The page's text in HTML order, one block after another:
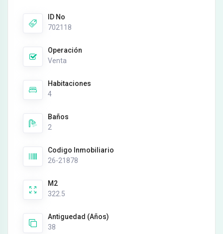
ID No
702118
Operación
Venta
Habitaciones
4
Baños
2
Codigo Inmobiliario
26-21878
M2
322.5
Antiguedad (Años)
38